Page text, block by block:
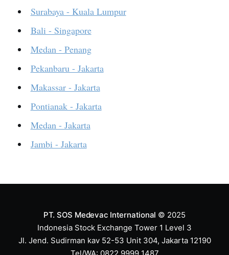
Surabaya - Kuala Lumpur
Bali - Singapore
Medan - Penang
Pekanbaru - Jakarta
Makassar - Jakarta
Pontianak - Jakarta
Medan - Jakarta
Jambi - Jakarta
PT. SOS Medevac International © 2025
Indonesia Stock Exchange Tower 1 Level 3
Jl. Jend. Sudirman kav 52-53 Unit 304, Jakarta 12190